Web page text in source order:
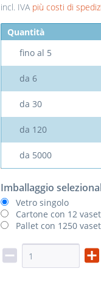
incl. IVA più costi di
Quantità
fino al 5
da 6
da 30
da 120
da 5000
Imballaggio
Vetro singolo
Cartone con 12
Pallet con 1250